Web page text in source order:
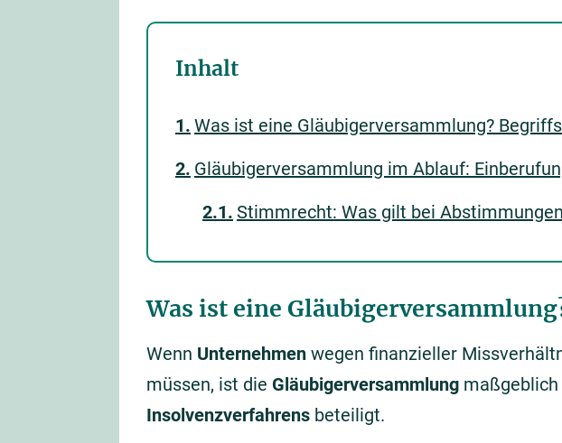
Inhalt
Was ist eine Gläubigerversammlung?
Gläubigerversammlung im Ablauf:
Stimmrecht: Was gilt bei
Was ist eine
Wenn Unternehmen wegen finanzieller
müssen, ist die Gläubigerversammlung maßgeblich
Insolvenzverfahrens beteiligt.